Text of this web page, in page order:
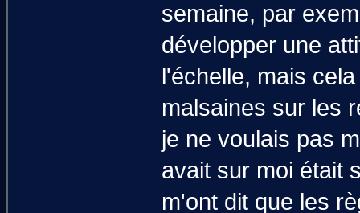
semaine, par
développer une
l'échelle, mais
malsaines sur les
je ne voulais pas
avait sur moi était
m'ont dit que les